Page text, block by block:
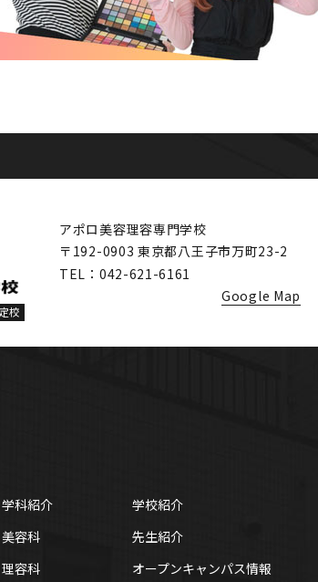
校
アポロ美容理容専門学校
〒192-0903 東京都八王子市万町23-2
TEL：042-621-6161
Google Map
学科紹介
美容科
理容科
学校紹介
先生紹介
オープンキャンパス情報